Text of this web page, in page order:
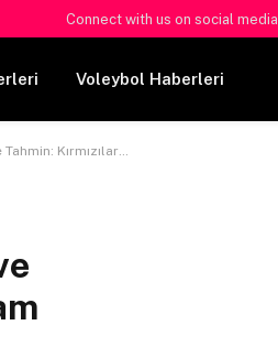
Connect with us on social media
Voleybol Haberleri
düşüşü devam edecek mi?